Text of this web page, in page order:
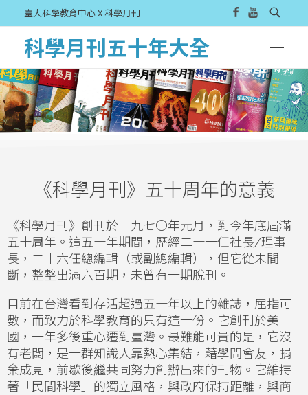
臺大科學教育中心 X 科學月刊
科學月刊五十年大全
《科學月刊》五十周年的意義
《科學月刊》創刊於一九七〇年元月，到今年底屆滿
五十周年。這五十年期間，歷經二十一任社長/理事
長，二十六任總編輯（或副總編輯），但它從未間
斷，整整出滿六百期，未曾有一期脫刊。
目前在台灣看到存活超過五十年以上的雜誌，屈指可
數，而致力於科學教育的只有這一份。它創刊於美
國，一年多後重心遷到臺灣。最難能可貴的是，它沒
有老闆，是一群知識人靠熱心集結，藉學問會友，捐
棄成見，前歇後繼共同努力創辦出來的刊物。它維持
著「民間科學」的獨立風格，與政府保持距離，與商